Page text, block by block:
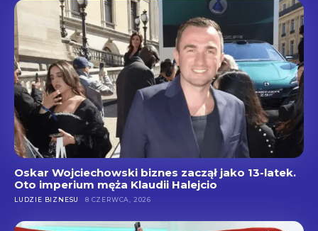
Oskar Wojciechowski biznes zaczął jako 13-latek.
Oto imperium męża Klaudii Halejcio
LUDZIE BIZNESU 8 CZERWCA, 2026